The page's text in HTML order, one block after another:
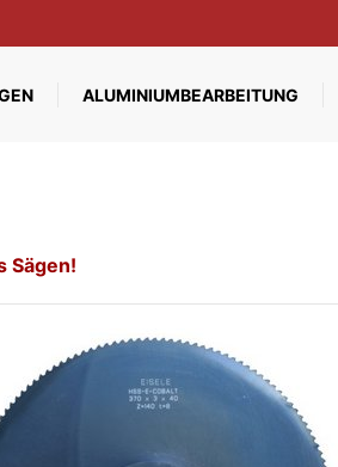
ALUMINIUMBEARBEITUNG
Sägen!